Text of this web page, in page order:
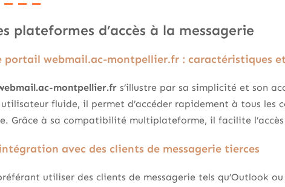
plateformes d’accès à la messagerie
portail webmail.ac-montpellier.fr : caractéristiques
montpellier.fr s’illustre par sa simplicité et son
fluide, il permet d’accéder rapidement à tous les
Grâce à sa compatibilité multiplateforme, il facilite l’accès
avec des clients de messagerie tierces
utiliser des clients de messagerie tels qu’Outlook